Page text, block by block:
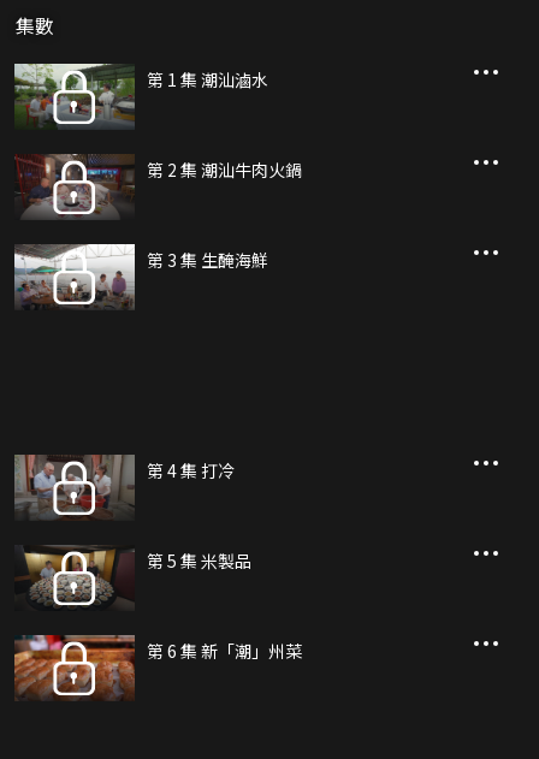
集數
第 1 集 潮汕滷水
第 2 集 潮汕牛肉火鍋
第 3 集 生醃海鮮
第 4 集 打冷
第 5 集 米製品
第 6 集 新「潮」州菜